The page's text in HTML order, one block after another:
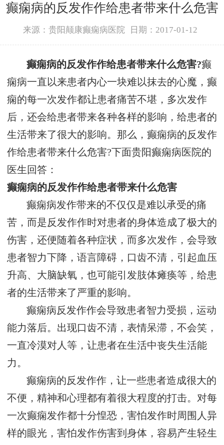
癫痫病的反发作作给患者带来什么危害
来源：贵阳颠康癫痫病医院 日期：2017-01-12
癫痫病的反发作作给患者带来什么危害?癫
痫病一直以来患者内心一块难以抹去的心魔，癫
痫的每一次发作都让患者痛苦不堪，多次发作
后，还会给患者带来各种各样的影响，给患者的
生活带来了很大的影响。那么，癫痫病的反发作
作给患者带来什么危害?下面贵阳癫痫病医院的
医生回答：
癫痫病的反发作作给患者带来什么危害
癫痫病发作带来的不仅仅是难以承受的痛
苦，而是反发作作时对患者的身体造成了极大的
伤害，还便随着各种症状，而多次发作，会导致
患者智力下降，语言障碍，口齿不清，引起血压
升高、大脑缺氧，也可能引发肢体瘫痪等，给患
者的生活带来了严重的影响。
癫痫病反发作作会导致患者智力受损，运动
能力落后。出现口齿不清，表情呆滞，不会笑，
一直冷漠对人等，让患者在生活中丧失生活能
力。
癫痫病的反发作作，让一些患者造成很大的
不便，精神和心理都有着很大程度的打击。对每
一次癫痫发作都十分惶恐，害怕发作时周围人异
样的眼光，害怕发作伤害到身体，容易产生轻生